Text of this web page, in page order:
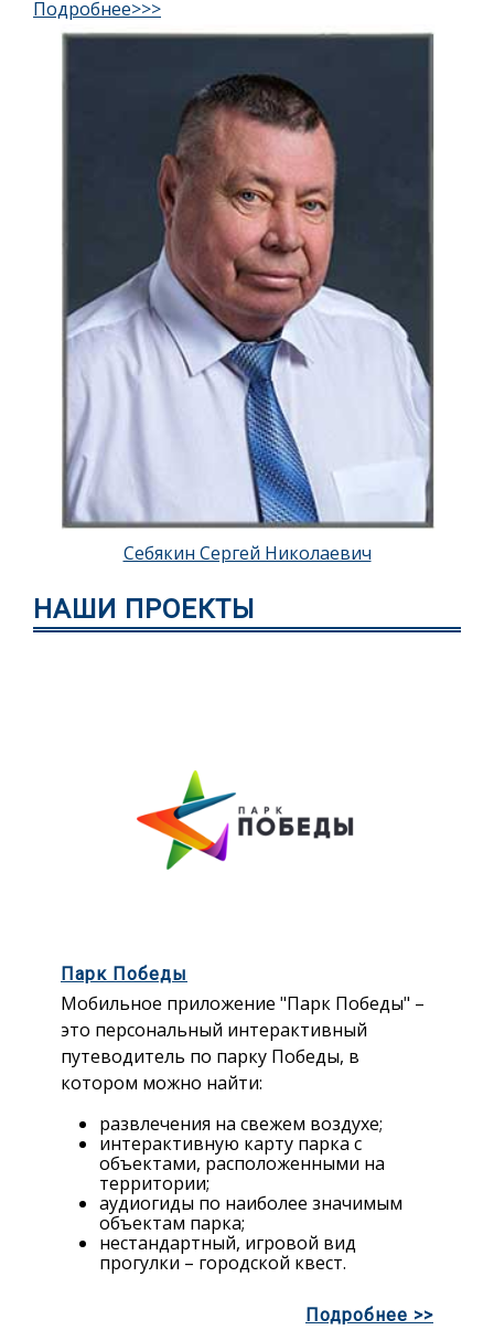
Подробнее>>>
Себякин Сергей Николаевич
НАШИ ПРОЕКТЫ
Парк Победы
Мобильное приложение "Парк Победы" –
это персональный интерактивный
путеводитель по парку Победы, в
котором можно найти:
развлечения на свежем воздухе;
интерактивную карту парка с
объектами, расположенными на
территории;
аудиогиды по наиболее значимым
объектам парка;
нестандартный, игровой вид
прогулки – городской квест.
Подробнее >>